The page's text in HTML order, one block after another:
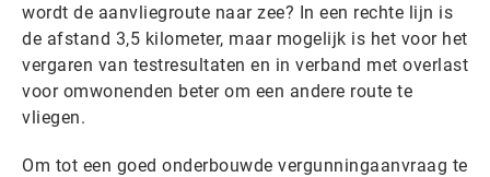
wordt de aanvliegroute naar zee? In een rechte lijn is
de afstand 3,5 kilometer, maar mogelijk is het voor het
vergaren van testresultaten en in verband met overlast
voor omwonenden beter om een andere route te
vliegen.
Om tot een goed onderbouwde vergunningaanvraag te